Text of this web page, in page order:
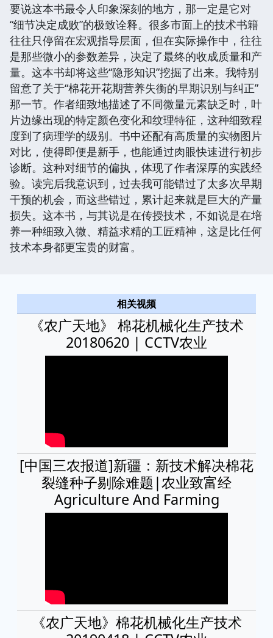
要说这本书最令人印象深刻的地方，那一定是它对
“细节决定成败”的极致诠释。很多市面上的技术书籍
往往只停留在宏观指导层面，但在实际操作中，往往
是那些微小的参数差异，决定了最终的收成质量和产
量。这本书却将这些“隐形知识”挖掘了出来。我特别
留意了关于“棉花开花期营养失衡的早期识别与纠正”
那一节。作者细致地描述了不同微量元素缺乏时，叶
片边缘出现的特定颜色变化和纹理特征，这种细致程
度到了病理学的级别。书中还配有高质量的实物图片
对比，使得即便是新手，也能通过肉眼快速进行初步
诊断。这种对细节的偏执，体现了作者深厚的实践经
验。读完后我意识到，过去我可能错过了太多次早期
干预的机会，而这些错过，累计起来就是巨大的产量
损失。这本书，与其说是在传授技术，不如说是在培
养一种细致入微、精益求精的工匠精神，这是比任何
技术本身都更宝贵的财富。
相关视频
《农广天地》 棉花机械化生产技术
20180620 | CCTV农业
[中国三农报道]新疆：新技术解决棉花
裂缝种子剔除难题|农业致富经
Agriculture And Farming
《农广天地》棉花机械化生产技术